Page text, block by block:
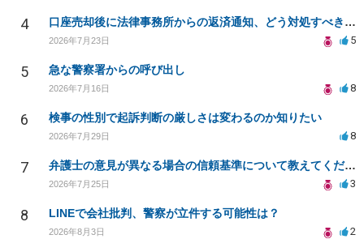
4 口座売却後に法律事務所からの返済通知、どう対処すべきか？
2026年7月23日 5
5 急な警察署からの呼び出し
2026年7月16日 8
6 検事の性別で起訴判断の厳しさは変わるのか知りたい
2026年7月29日 8
7 弁護士の意見が異なる場合の信頼基準について教えてください
2026年7月25日 3
8 LINEで会社批判、警察が立件する可能性は？
2026年8月3日 2